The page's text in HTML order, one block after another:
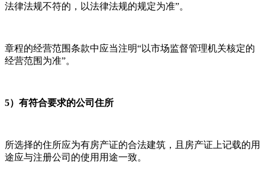
法律法规不符的，以法律法规的规定为准”。
章程的经营范围条款中应当注明“以市场监督管理机关核定的
经营范围为准”。
5）有符合要求的公司住所
所选择的住所应为有房产证的合法建筑，且房产证上记载的用
途应与注册公司的使用用途一致。